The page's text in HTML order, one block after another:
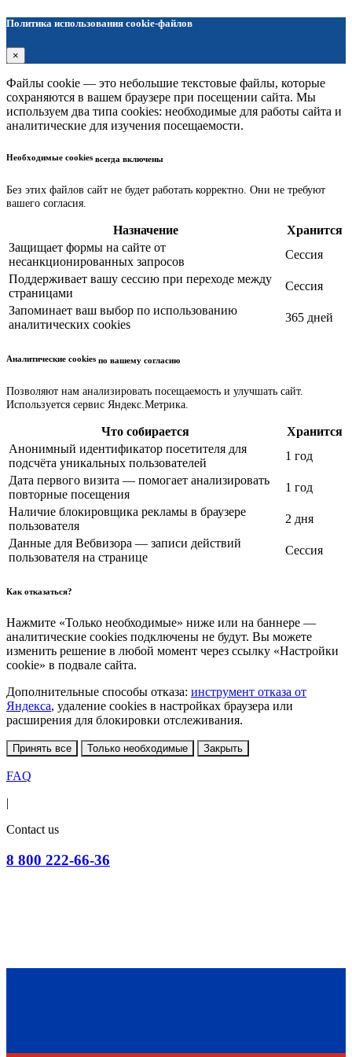
Политика использования cookie-файлов
×
Файлы cookie — это небольшие текстовые файлы, которые
сохраняются в вашем браузере при посещении сайта. Мы
используем два типа cookies: необходимые для работы сайта и
аналитические для изучения посещаемости.
Необходимые cookies всегда включены
Без этих файлов сайт не будет работать корректно. Они не требуют
вашего согласия.
Назначение
Хранится
Защищает формы на сайте от
несанкционированных запросов
Сессия
Поддерживает вашу сессию при переходе между
страницами
Сессия
Запоминает ваш выбор по использованию
аналитических cookies
365 дней
Аналитические cookies по вашему согласию
Позволяют нам анализировать посещаемость и улучшать сайт.
Используется сервис Яндекс.Метрика.
Что собирается
Хранится
Анонимный идентификатор посетителя для
подсчёта уникальных пользователей
1 год
Дата первого визита — помогает анализировать
повторные посещения
1 год
Наличие блокировщика рекламы в браузере
пользователя
2 дня
Данные для Вебвизора — записи действий
пользователя на странице
Сессия
Как отказаться?
Нажмите «Только необходимые» ниже или на баннере —
аналитические cookies подключены не будут. Вы можете
изменить решение в любой момент через ссылку «Настройки
cookie» в подвале сайта.
Дополнительные способы отказа: инструмент отказа от
Яндекса, удаление cookies в настройках браузера или
расширения для блокировки отслеживания.
Принять все Только необходимые Закрыть
FAQ
|
Contact us
8 800 222-66-36